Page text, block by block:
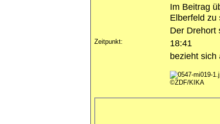
Im Beitrag
Elberfeld zu
Der Drehort
Zeitpunkt:
18:41
bezieht sich
©ZDF/KIKA